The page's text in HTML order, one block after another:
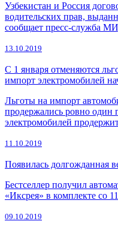
Узбекистан и Россия
водительских прав,
сообщает пресс-служба
13.10.2019
С 1 января отменяются
импорт электромобилей
Льготы на импорт
продержались ровно один
электромобилей
11.10.2019
Появилась долгожданная
Бестселлер получил
«Иксрея» в комплекте со
09.10.2019